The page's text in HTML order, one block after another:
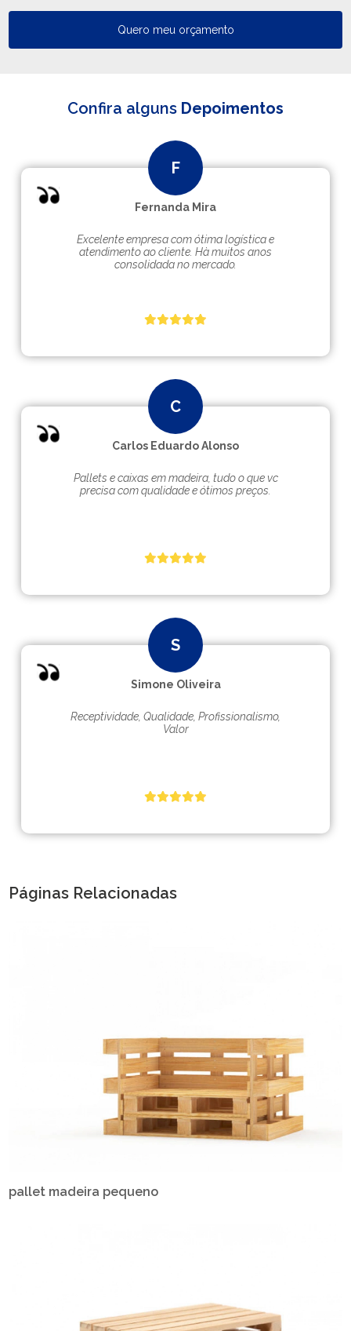
Quero meu orçamento
Confira alguns Depoimentos
Fernanda Mira
Excelente empresa com ótima logística e
atendimento ao cliente. Hà muitos anos
consolidada no mercado.
Carlos Eduardo Alonso
Pallets e caixas em madeira, tudo o que vc
precisa com qualidade e ótimos preços.
Simone Oliveira
Receptividade, Qualidade, Profissionalismo,
Valor
Páginas Relacionadas
pallet madeira pequeno